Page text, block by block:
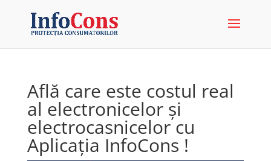
Află care este costul real
al electronicelor și
electrocasnicelor cu
Aplicația InfoCons !